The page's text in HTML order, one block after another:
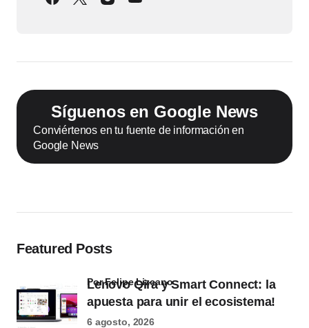
Síguenos en Google News
Conviértenos en tu fuente de información en
Google News
Featured Posts
Lenovo Qira y Smart Connect: la
apuesta para unir el ecosistema!
por Felipe Lizcano
6 agosto, 2026